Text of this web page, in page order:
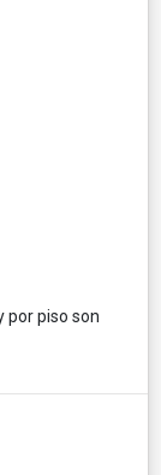
por piso son